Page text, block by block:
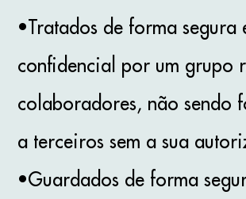
•Tratados de forma segura
confidencial por um grupo
colaboradores, não sendo
a terceiros sem a sua
•Guardados de forma